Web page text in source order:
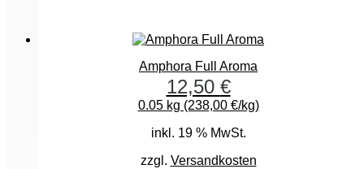
Amphora Full Aroma
12,50 €
0.05 kg (238,00 €/kg)
inkl. 19 % MwSt.
zzgl. Versandkosten